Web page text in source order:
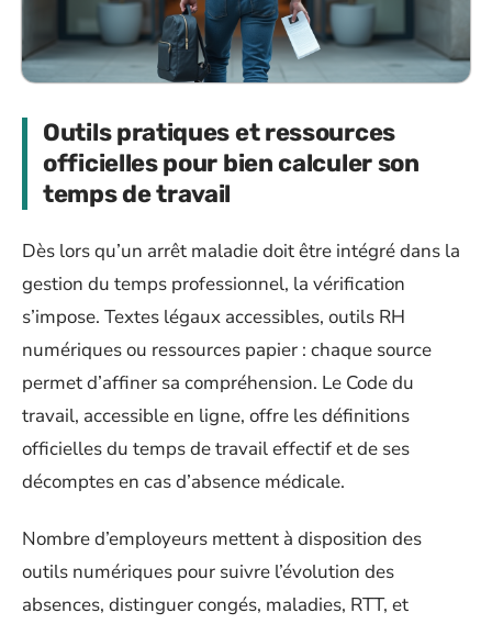
Outils pratiques et ressources
officielles pour bien calculer son
temps de travail
Dès lors qu’un arrêt maladie doit être intégré dans la
gestion du temps professionnel, la vérification
s’impose. Textes légaux accessibles, outils RH
numériques ou ressources papier : chaque source
permet d’affiner sa compréhension. Le Code du
travail, accessible en ligne, offre les définitions
officielles du temps de travail effectif et de ses
décomptes en cas d’absence médicale.
Nombre d’employeurs mettent à disposition des
outils numériques pour suivre l’évolution des
absences, distinguer congés, maladies, RTT, et